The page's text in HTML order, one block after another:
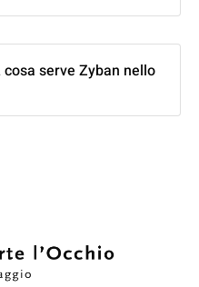
serve Zyban nello